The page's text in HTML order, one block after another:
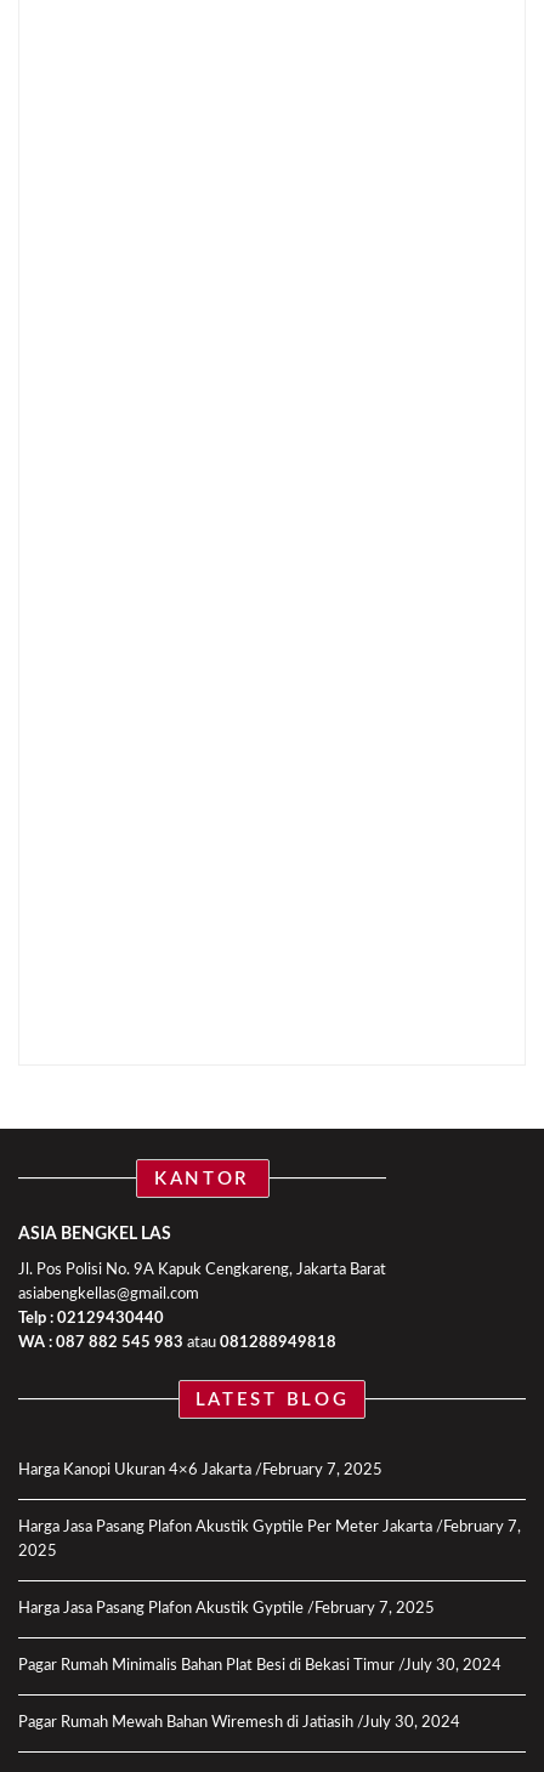
KANTOR
ASIA BENGKEL LAS
Jl. Pos Polisi No. 9A Kapuk Cengkareng, Jakarta Barat
asiabengkellas@gmail.com
Telp : 02129430440
WA : 087 882 545 983 atau 081288949818
LATEST BLOG
Harga Kanopi Ukuran 4×6 Jakarta February 7, 2025
Harga Jasa Pasang Plafon Akustik Gyptile Per Meter Jakarta
February 7,
2025
Harga Jasa Pasang Plafon Akustik Gyptile February 7, 2025
Pagar Rumah Minimalis Bahan Plat Besi di Bekasi Timur July 30, 2024
Pagar Rumah Mewah Bahan Wiremesh di Jatiasih July 30, 2024